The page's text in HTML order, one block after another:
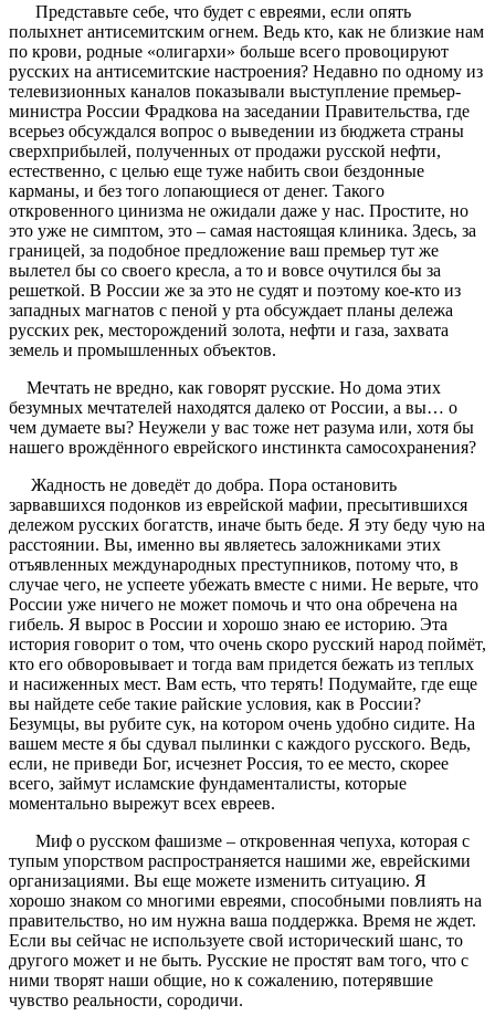
Представьте себе, что будет с евреями, если опять
полыхнет антисемитским огнем. Ведь кто, как не близкие нам
по крови, родные «олигархи» больше всего провоцируют
русских на антисемитские настроения? Недавно по одному из
телевизионных каналов показывали выступление премьер-
министра России Фрадкова на заседании Правительства, где
всерьез обсуждался вопрос о выведении из бюджета страны
сверхприбылей, полученных от продажи русской нефти,
естественно, с целью еще туже набить свои бездонные
карманы, и без того лопающиеся от денег. Такого
откровенного цинизма не ожидали даже у нас. Простите, но
это уже не симптом, это – самая настоящая клиника. Здесь, за
границей, за подобное предложение ваш премьер тут же
вылетел бы со своего кресла, а то и вовсе очутился бы за
решеткой. В России же за это не судят и поэтому кое-кто из
западных магнатов с пеной у рта обсуждает планы дележа
русских рек, месторождений золота, нефти и газа, захвата
земель и промышленных объектов.
Мечтать не вредно, как говорят русские. Но дома этих
безумных мечтателей находятся далеко от России, а вы… о
чем думаете вы? Неужели у вас тоже нет разума или, хотя бы
нашего врождённого еврейского инстинкта самосохранения?
Жадность не доведёт до добра. Пора остановить
зарвавшихся подонков из еврейской мафии, пресытившихся
дележом русских богатств, иначе быть беде. Я эту беду чую на
расстоянии. Вы, именно вы являетесь заложниками этих
отъявленных международных преступников, потому что, в
случае чего, не успеете убежать вместе с ними. Не верьте, что
России уже ничего не может помочь и что она обречена на
гибель. Я вырос в России и хорошо знаю ее историю. Эта
история говорит о том, что очень скоро русский народ поймёт,
кто его обворовывает и тогда вам придется бежать из теплых
и насиженных мест. Вам есть, что терять! Подумайте, где еще
вы найдете себе такие райские условия, как в России?
Безумцы, вы рубите сук, на котором очень удобно сидите. На
вашем месте я бы сдувал пылинки с каждого русского. Ведь,
если, не приведи Бог, исчезнет Россия, то ее место, скорее
всего, займут исламские фундаменталисты, которые
моментально вырежут всех евреев.
Миф о русском фашизме – откровенная чепуха, которая с
тупым упорством распространяется нашими же, еврейскими
организациями. Вы еще можете изменить ситуацию. Я
хорошо знаком со многими евреями, способными повлиять на
правительство, но им нужна ваша поддержка. Время не ждет.
Если вы сейчас не используете свой исторический шанс, то
другого может и не быть. Русские не простят вам того, что с
ними творят наши общие, но к сожалению, потерявшие
чувство реальности, сородичи.